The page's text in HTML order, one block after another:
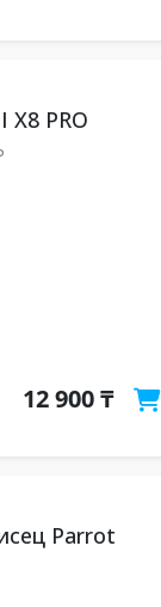
PRO
12 900 ₸
Parrot